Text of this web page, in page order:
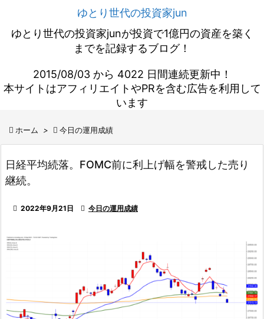
ゆとり世代の投資家jun
ゆとり世代の投資家junが投資で1億円の資産を築く
までを記録するブログ！
2015/08/03 から 4022 日間連続更新中！
本サイトはアフィリエイトやPRを含む広告を利用して
います
 ホーム >  今日の運用成績
日経平均続落。FOMC前に利上げ幅を警戒した売り
継続。
 2022年9月21日  今日の運用成績